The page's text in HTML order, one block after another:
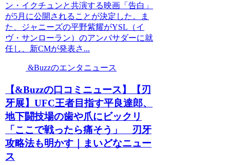
ン・イクチュンと共演する映画「告白」
が5月に公開されることが決定した。ま
た、ジャニーズの平野紫耀がYSL（イ
ヴ・サンローラン）のアンバサダーに就
任し、新CMが発表さ...
&Buzzのエンタニュース
【&Buzzの口コミニュース】【刃
牙展】UFC王者目指す平良達郎、
地下闘技場の歯や爪にビックリ
「ここで戦ったら痛そう」 刃牙
攻略法も明かす｜まいどなニュー
ス